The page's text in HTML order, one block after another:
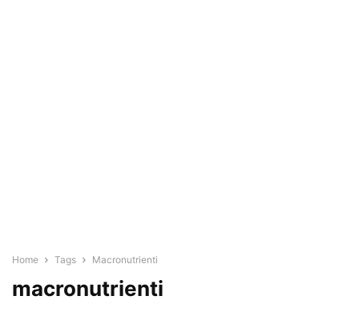
Home Tags Macronutrienti
macronutrienti